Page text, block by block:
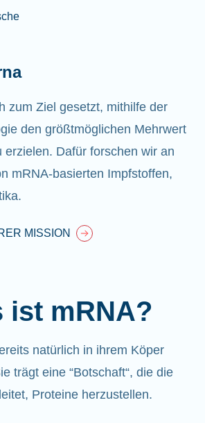
zum Ziel gesetzt, mithilfe der
den größtmöglichen Mehrwert
erzielen. Dafür forschen wir an
mRNA-basierten Impfstoffen,
MISSION
ist mRNA?
natürlich in ihrem Köper
trägt eine “Botschaft“, die die
Proteine herzustellen.